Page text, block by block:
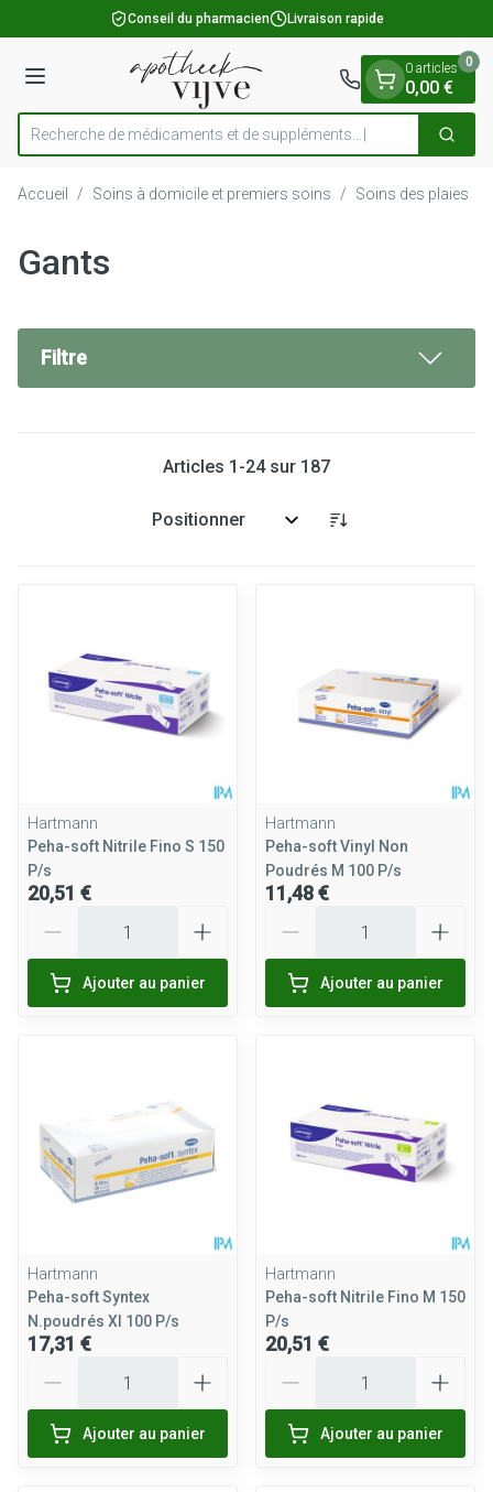
Aller au contenu
1 de 1Conseil du pharmacien Livraison rapide
Menu
Rechercher
Recherche de médicaments e
0 articles
0,00 €
0
Accueil / Soins à domicile et premiers soins / Soins des plaies
Gants
Filtre
Articles 1 -24sur 187
Trier par:
Hartmann
Peha-soft Nitrile Fino S 150
P/s
20,51 €
Ajouter au panier
Hartmann
Peha-soft Vinyl Non
Poudrés M 100 P/s
11,48 €
Ajouter au panier
Hartmann
Peha-soft Syntex
N.poudrés Xl 100 P/s
17,31 €
Ajouter au panier
Hartmann
Peha-soft Nitrile Fino M 150
P/s
20,51 €
Ajouter au panier